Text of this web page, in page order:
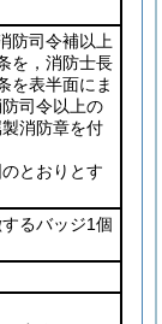
防司令補以上
を，消防士長
を表半面にま
司令以上の
消防章を付
とおりとす
るバッジ1個